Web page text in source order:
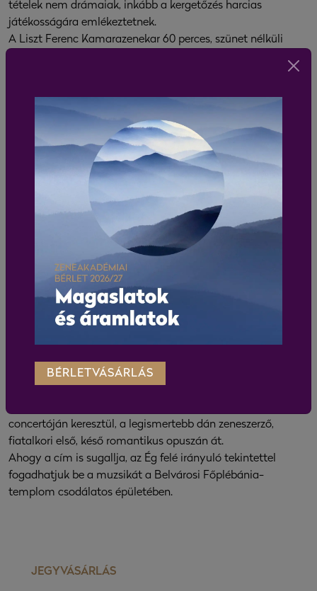
tételek nem drámaiak, inkább a kergetőzés harcias
játékosságára emlékeztetnek.
A Liszt Ferenc Kamarazenekar 60 perces, szünet nélküli
2027. április 10. szombat 18:00 és 20:00
Belvárosi Főplébánia-templom
Zenei kedvencek 60 percben – Égbetörő ívek
Liszt Ferenc Kamarazenekar
Művészeti vezető és közreműködik: Várdai István (cselló)
Koncertmester: Tfirst Péter
Arvo Pärt:Fratres
B-dúr szimfónia vonósokra, Wq. 182/2, H:658
B-dúr csellóverseny, Wq 171, H:436
a-moll „Kis szvit” vonószenekarra, op. 1
A templomi akusztika és a szakrális tér hangulata
elválaszthatatlan része a Liszt Ferenc Kamarazenekar Zenei
egyházzenei műveket, a misztikum, a lelki felemelkedettség
concertóján keresztül, a legismertebb dán zeneszerző,
fiatalkori első, késő romantikus opuszán át.
Ahogy a cím is sugallja, az Ég felé irányuló tekintettel
fogadhatjuk be a muzsikát a Belvárosi Főplébánia-
templom csodálatos épületében.
JEGYVÁSÁRLÁS
BÉRLETVÁSÁRLÁS